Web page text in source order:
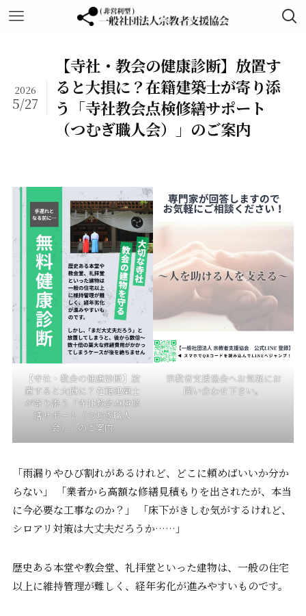
【寺社・教会の健康診断】放置す
ると大損に？在籍建築士が寄り添
う「寺社教会点検修繕サポート
（つむぎ職人会）」のご案内
2026
5/27
【寺社・教会の健康診断】放
置すると大損に？在籍建築士
が寄り添う「寺社教会点検修
繕サポート（つむぎ職人
会）」のご案内
宗教者支援協会へお気軽にお
問い合わせ下さい。
「雨漏りやひび割れがあるけれど、どこに頼めばいいか分か
らない」 「業者から高額な修繕見積もりを出されたが、本当
に今必要な工事なのか？」 「床下がきしむ気がするけれど、
シロアリ対策は大丈夫だろうか……」
歴史ある本堂や教会堂、礼拝堂といった建物は、一般の住宅
以上に維持管理が難しく、経年劣化が進みやすいものです。